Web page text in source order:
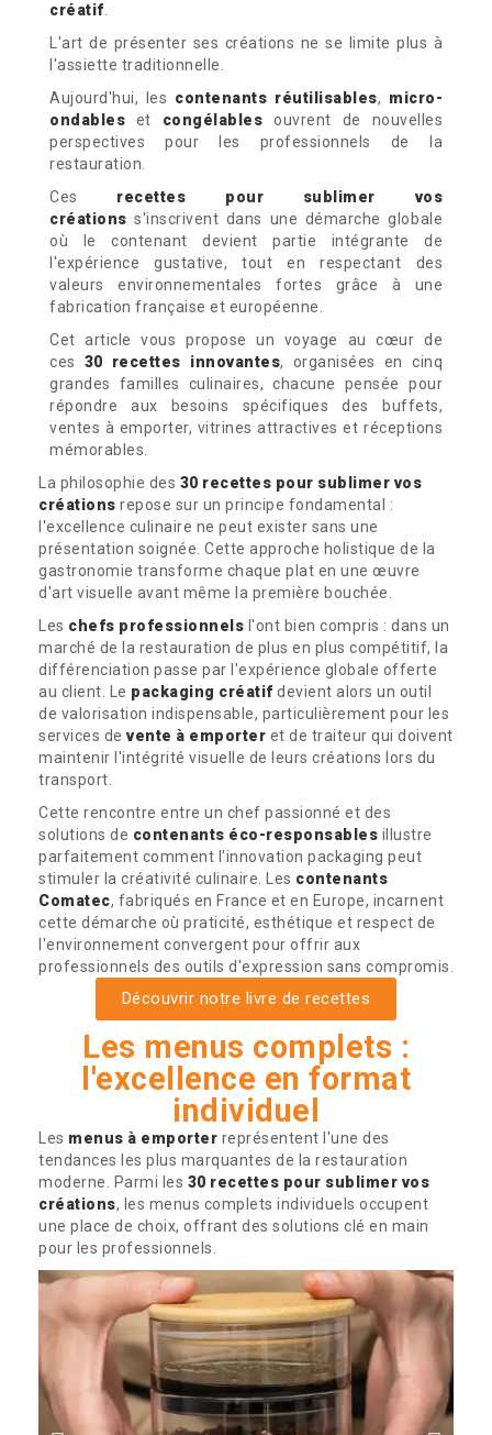
créatif.
L'art de présenter ses créations ne se limite plus à
l'assiette traditionnelle.
Aujourd'hui, les contenants réutilisables, micro-
ondables et congélables ouvrent de nouvelles
perspectives pour les professionnels de la
restauration.
Ces recettes pour sublimer vos
créations s'inscrivent dans une démarche globale
où le contenant devient partie intégrante de
l'expérience gustative, tout en respectant des
valeurs environnementales fortes grâce à une
fabrication française et européenne.
Cet article vous propose un voyage au cœur de
ces 30 recettes innovantes, organisées en cinq
grandes familles culinaires, chacune pensée pour
répondre aux besoins spécifiques des buffets,
ventes à emporter, vitrines attractives et réceptions
mémorables.
La philosophie des 30 recettes pour sublimer vos
créations repose sur un principe fondamental :
l'excellence culinaire ne peut exister sans une
présentation soignée. Cette approche holistique de la
gastronomie transforme chaque plat en une œuvre
d'art visuelle avant même la première bouchée.
Les chefs professionnels l'ont bien compris : dans un
marché de la restauration de plus en plus compétitif, la
différenciation passe par l'expérience globale offerte
au client. Le packaging créatif devient alors un outil
de valorisation indispensable, particulièrement pour les
services de vente à emporter et de traiteur qui doivent
maintenir l'intégrité visuelle de leurs créations lors du
transport.
Cette rencontre entre un chef passionné et des
solutions de contenants éco-responsables illustre
parfaitement comment l'innovation packaging peut
stimuler la créativité culinaire. Les contenants
Comatec, fabriqués en France et en Europe, incarnent
cette démarche où praticité, esthétique et respect de
l'environnement convergent pour offrir aux
professionnels des outils d'expression sans compromis.
Découvrir notre livre de recettes
Les menus complets :
l'excellence en format
individuel
Les menus à emporter représentent l'une des
tendances les plus marquantes de la restauration
moderne. Parmi les 30 recettes pour sublimer vos
créations, les menus complets individuels occupent
une place de choix, offrant des solutions clé en main
pour les professionnels.